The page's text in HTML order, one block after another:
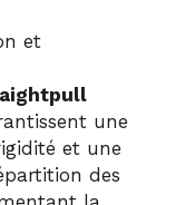
et
une
et une
des